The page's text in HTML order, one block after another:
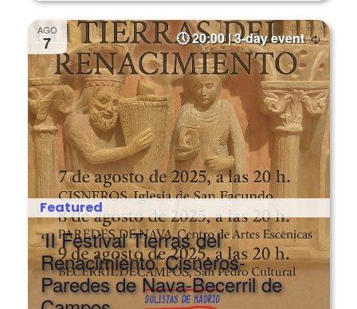
AGO
7 20:00 | 3-day event
Featured
‘II Festival Tierras del
Renacimiento’ Cisneros-
Paredes de Nava-Becerril de
Campos